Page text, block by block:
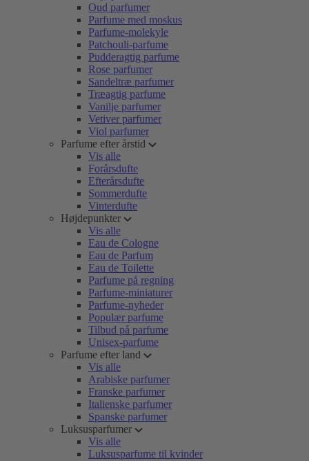
Oud parfumer
Parfume med moskus
Parfume-molekyle
Patchouli-parfume
Pudderagtig parfume
Rose parfumer
Sandeltræ parfumer
Træagtig parfume
Vanilje parfumer
Vetiver parfumer
Viol parfumer
Parfume efter årstid
Vis alle
Forårsdufte
Efterårsdufte
Sommerdufte
Vinterdufte
Højdepunkter
Vis alle
Eau de Cologne
Eau de Parfum
Eau de Toilette
Parfume på regning
Parfume-miniaturer
Parfume-nyheder
Populær parfume
Tilbud på parfume
Unisex-parfume
Parfume efter land
Vis alle
Arabiske parfumer
Franske parfumer
Italienske parfumer
Spanske parfumer
Luksusparfumer
Vis alle
Luksusparfume til kvinder